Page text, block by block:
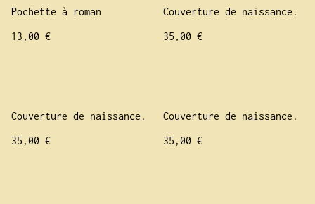
Pochette à roman
13,00 €
Couverture de naissance.
35,00 €
Couverture de naissance.
35,00 €
Couverture de naissance.
35,00 €